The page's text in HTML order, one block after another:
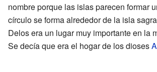
nombre porque las islas parecen formar
círculo se forma alrededor de la isla
Delos era un lugar muy importante en la
Se decía que era el hogar de los dioses